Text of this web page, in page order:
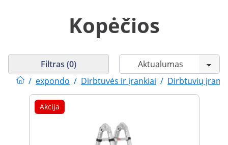
Kopėčios
/ expondo / Dirbtuvės ir įrankiai / Dirbtuvių
Filtras (0)
Akcija